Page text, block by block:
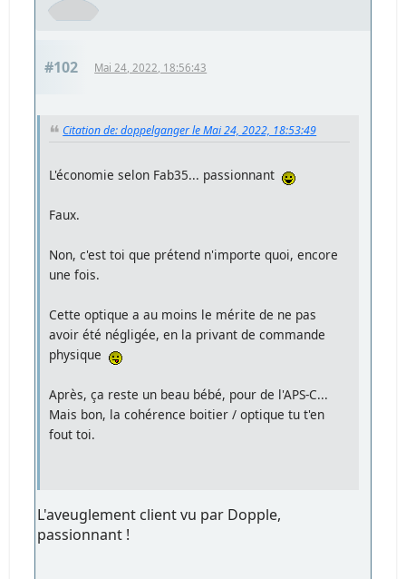
#102 Mai 24, 2022, 18:56:43
Citation de: doppelganger le Mai 24, 2022, 18:53:49
L'économie selon Fab35... passionnant
Faux.
Non, c'est toi que prétend n'importe quoi, encore
une fois.
Cette optique a au moins le mérite de ne pas
avoir été négligée, en la privant de commande
physique
Après, ça reste un beau bébé, pour de l'APS-C...
Mais bon, la cohérence boitier / optique tu t'en
fout toi.
L'aveuglement client vu par Dopple,
passionnant !